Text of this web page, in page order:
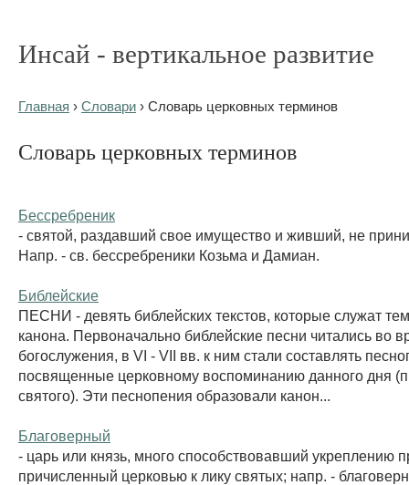
Инсай - вертикальное развитие
Главная › Словари › Словарь церковных терминов
Словарь церковных терминов
Бессребреник
- святой, раздавший свое имущество и живший, не
Напр. - св. бессребреники Козьма и Дамиан.
Библейские
ПЕСНИ - девять библейских текстов, которые служат
канона. Первоначально библейские песни читались во
богослужения, в VI - VII вв. к ним стали составлять
посвященные церковному воспоминанию данного дня
святого). Эти песнопения образовали канон...
Благоверный
- царь или князь, много способствовавший укреплению
причисленный церковью к лику святых; напр. -